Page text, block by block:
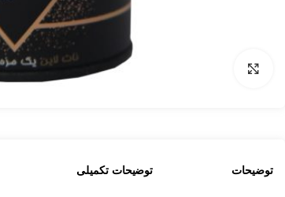
توضیحات توضیحات تکمیلی